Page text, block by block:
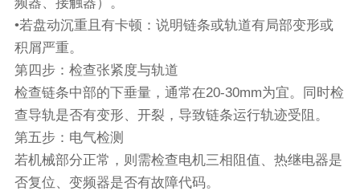
•若盘动沉重且有卡顿：说明链条或轨道有局部变形或
积屑严重。
第四步：检查张紧度与轨道
检查链条中部的下垂量，通常在20-30mm为宜。同时检
查导轨是否有变形、开裂，导致链条运行轨迹受阻。
第五步：电气检测
若机械部分正常，则需检查电机三相阻值、热继电器是
否复位、变频器是否有故障代码。